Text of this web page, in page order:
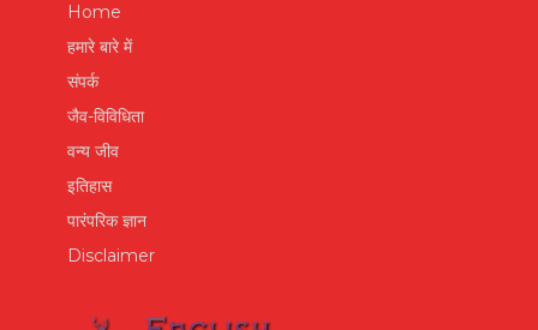
Home
हमारे बारे में
संपर्क
जैव-विविधिता
वन्य जीव
इतिहास
पारंपरिक ज्ञान
Disclaimer